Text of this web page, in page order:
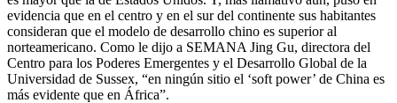
evidencia que en el centro y en el sur del continente sus habitantes
consideran que el modelo de desarrollo chino es superior al
norteamericano. Como le dijo a SEMANA Jing Gu, directora del
Centro para los Poderes Emergentes y el Desarrollo Global de la
Universidad de Sussex, “en ningún sitio el ‘soft power’ de China es
más evidente que en África”.